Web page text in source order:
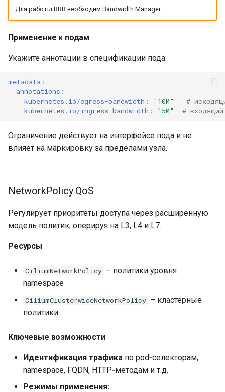
Для работы BBR необходим Bandwidth Manager.
Применение к подам
Укажите аннотации в спецификации пода:
metadata :
annotations :
kubernetes.io/egress-bandwidth : "10M"
#
kubernetes.io/ingress-bandwidth : "5M" #
Ограничение действует на интерфейсе пода и не
влияет на маркировку за пределами узла.
NetworkPolicy QoS
Регулирует приоритеты доступа через расширенную
модель политик, оперируя на L3, L4 и L7.
Ресурсы
CiliumNetworkPolicy – политики уровня
namespace
CiliumClusterwideNetworkPolicy – кластерные
политики
Ключевые возможности
Идентификация трафика по pod‑селекторам,
namespace, FQDN, HTTP‑методам и т.д.
Режимы применения: